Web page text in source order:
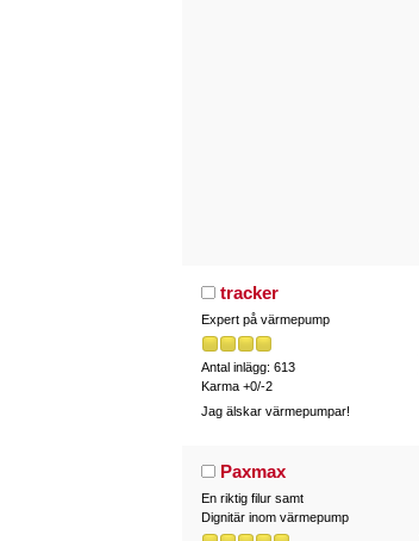
tracker
Expert på värmepump
Antal inlägg: 613
Karma +0/-2
Jag älskar värmepumpar!
Paxmax
En riktig filur samt
Dignitär inom värmepump